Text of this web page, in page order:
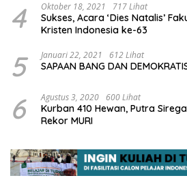
4 Oktober 18, 2021 717 Lihat
Sukses, Acara ‘Dies Natalis’ Fakultas Hukum Universitas
Kristen Indonesia ke-63
5 Januari 22, 2021 612 Lihat
SAPAAN BANG DAN
6 Agustus 3, 2020 600 Lihat
Kurban 410 Hewan, Putra
Rekor MURI